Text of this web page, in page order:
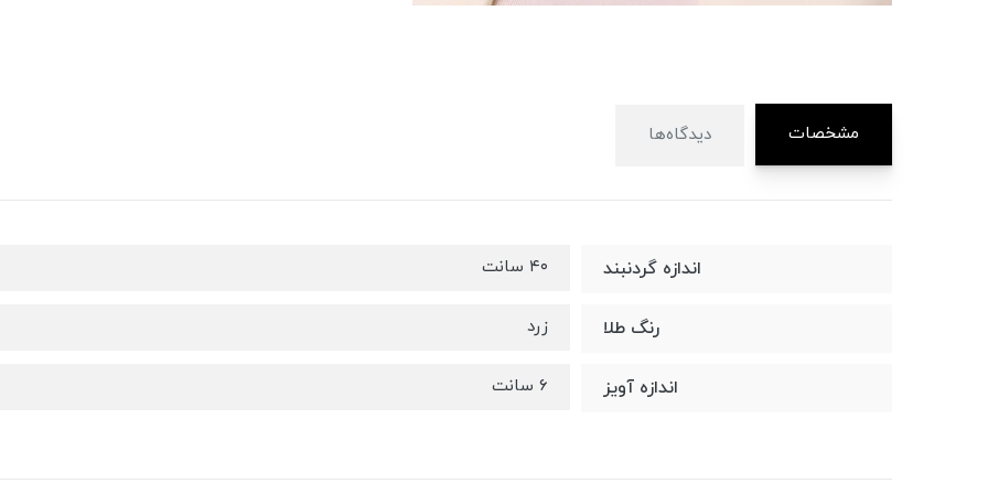
مشخصات دیدگاه‌ها
اندازه گردنبند ۴۰ سانت
رنگ طلا زرد
اندازه آویز ۶ سانت